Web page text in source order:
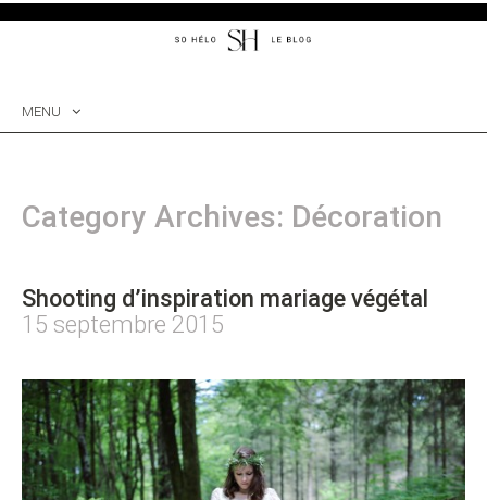
MENU
Category Archives: Décoration
Shooting d’inspiration mariage végétal
15 septembre 2015